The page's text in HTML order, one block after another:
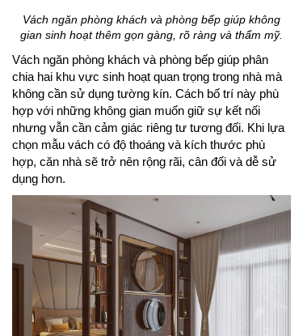
Vách ngăn phòng khách và phòng bếp giúp không
gian sinh hoạt thêm gọn gàng, rõ ràng và thẩm mỹ.
Vách ngăn phòng khách và phòng bếp giúp phân
chia hai khu vực sinh hoạt quan trọng trong nhà mà
không cần sử dụng tường kín. Cách bố trí này phù
hợp với những không gian muốn giữ sự kết nối
nhưng vẫn cần cảm giác riêng tư tương đối. Khi lựa
chọn mẫu vách có độ thoáng và kích thước phù
hợp, căn nhà sẽ trở nên rộng rãi, cân đối và dễ sử
dụng hơn.